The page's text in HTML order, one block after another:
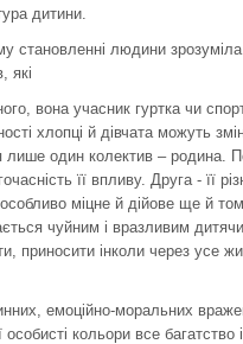
дитини.
становленні людини
які
вона учасник гуртка чи
хлопці й дівчата можуть
один колектив – родина.
її впливу. Друга - її
міцне й дійове ще й
чуйним і вразливим
приносити інколи через усе
емоційно-моральних
кольори все багатство і